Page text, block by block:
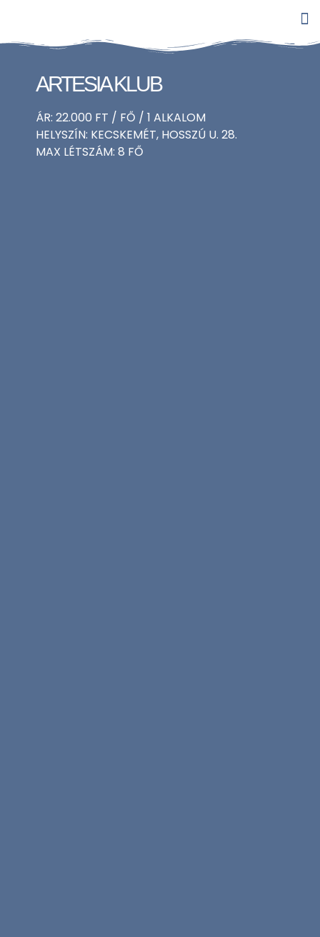
ARTESIA KLUB
ÁR: 22.000 FT / FŐ / 1 ALKALOM
HELYSZÍN: KECSKEMÉT, HOSSZÚ U. 28.
MAX LÉTSZÁM: 8 FŐ